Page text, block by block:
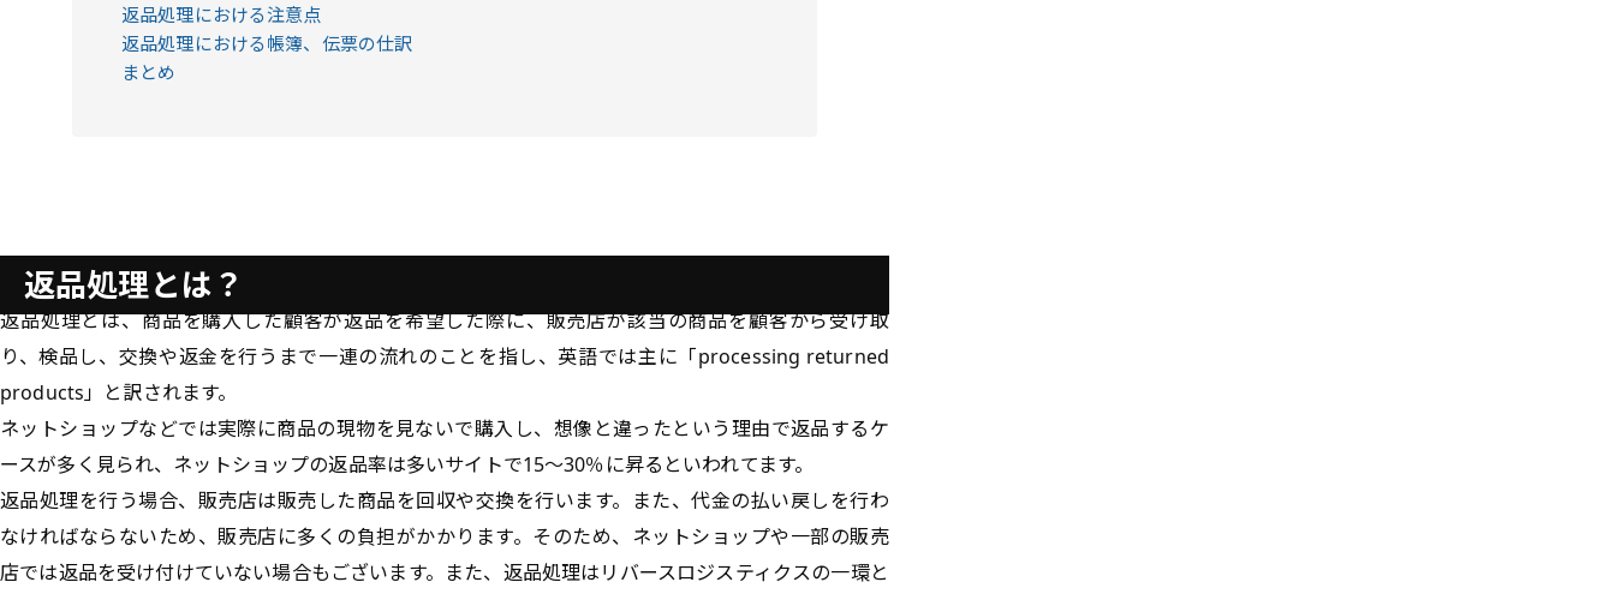
返品処理における注意点
返品処理における帳簿、伝票の仕訳
まとめ
返品処理とは？
返品処理とは、商品を購入した顧客が返品を希望した際に、販売店が該当の商品を顧客から受け取
り、検品し、交換や返金を行うまで一連の流れのことを指し、英語では主に「processing returned
products」と訳されます。
ネットショップなどでは実際に商品の現物を見ないで購入し、想像と違ったという理由で返品するケ
ースが多く見られ、ネットショップの返品率は多いサイトで15～30％に昇るといわれてます。
返品処理を行う場合、販売店は販売した商品を回収や交換を行います。また、代金の払い戻しを行わ
なければならないため、販売店に多くの負担がかかります。そのため、ネットショップや一部の販売
店では返品を受け付けていない場合もございます。また、返品処理はリバースロジスティクスの一環と